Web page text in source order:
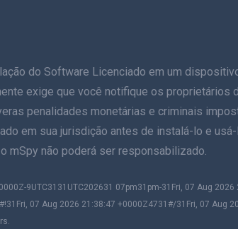
do Software Licenciado em um
exige que você notifique os
penalidades monetárias e criminais
em sua jurisdição antes de instalá-lo e
mSpy não poderá ser responsabilizado.
9UTC3131UTC202631 07pm31pm-31Fri, 07 Aug
07 Aug 2026 21:38:47 +0000Z4731#/31Fri, 07 Aug